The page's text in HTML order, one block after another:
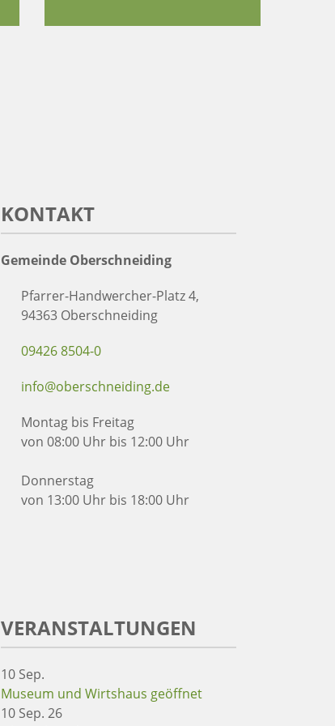
KONTAKT
Gemeinde Oberschneiding
Pfarrer-Handwercher-Platz 4,
94363 Oberschneiding
09426 8504-0
info@oberschneiding.de
Montag bis Freitag
von 08:00 Uhr bis 12:00 Uhr
Donnerstag
von 13:00 Uhr bis 18:00 Uhr
VERANSTALTUNGEN
10 Sep.
Museum und Wirtshaus geöffnet
10 Sep. 26